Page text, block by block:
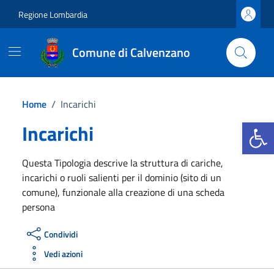
Apri la
Regione Lombardia
Comune di Calvenzano
Home / Incarichi
Incarichi
Questa Tipologia descrive la struttura di cariche,
incarichi o ruoli salienti per il dominio (sito di un
comune), funzionale alla creazione di una scheda
persona
Condividi
Vedi azioni